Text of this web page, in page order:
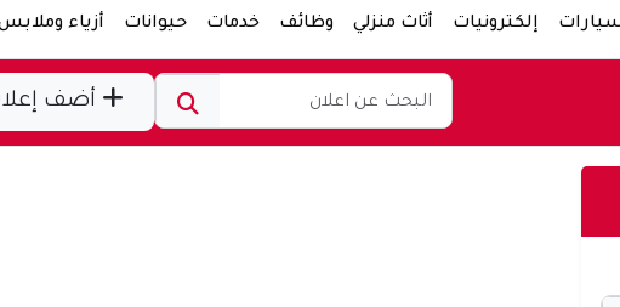
إلكترونيات أثاث منزلي وظائف خدمات حيوانات أزياء
أضف